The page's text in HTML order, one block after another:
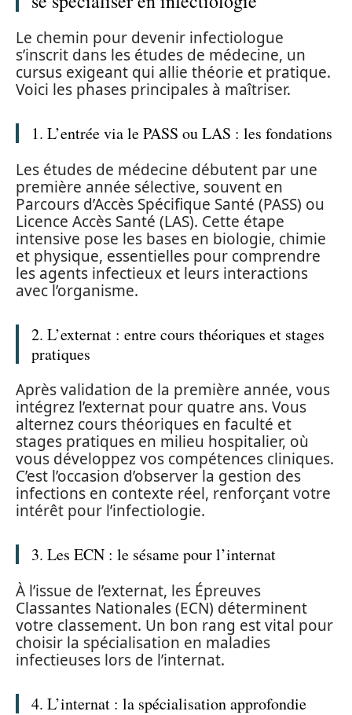
Le chemin pour devenir infectiologue
s’inscrit dans les études de médecine, un
cursus exigeant qui allie théorie et pratique.
Voici les phases principales à maîtriser.
1. L’entrée via le PASS ou LAS : les fondations
Les études de médecine débutent par une
première année sélective, souvent en
Parcours d’Accès Spécifique Santé (PASS) ou
Licence Accès Santé (LAS). Cette étape
intensive pose les bases en biologie, chimie
et physique, essentielles pour comprendre
les agents infectieux et leurs interactions
avec l’organisme.
2. L’externat : entre cours théoriques et stages
pratiques
Après validation de la première année, vous
intégrez l’externat pour quatre ans. Vous
alternez cours théoriques en faculté et
stages pratiques en milieu hospitalier, où
vous développez vos compétences cliniques.
C’est l’occasion d’observer la gestion des
infections en contexte réel, renforçant votre
intérêt pour l’infectiologie.
3. Les ECN : le sésame pour l’internat
À l’issue de l’externat, les Épreuves
Classantes Nationales (ECN) déterminent
votre classement. Un bon rang est vital pour
choisir la spécialisation en maladies
infectieuses lors de l’internat.
4. L’internat : la spécialisation approfondie